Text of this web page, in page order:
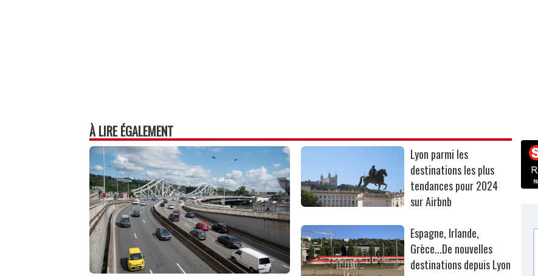
À LIRE ÉGALEMENT
Lyon parmi les
destinations les plus
tendances pour 2024
sur Airbnb
Espagne, Irlande,
Grèce...De nouvelles
destinations depuis Lyon